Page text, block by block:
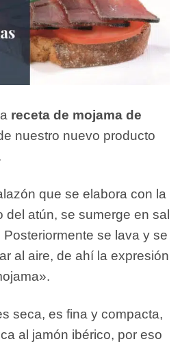
receta de mojama de
nuestro nuevo producto
que se elabora con la
del atún, se sumerge en sal
se lava y se
al aire, de ahí la expresión
seca, es fina y compacta,
al jamón ibérico, por eso